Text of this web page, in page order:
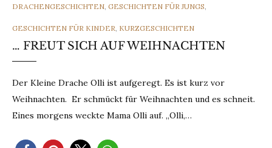
CATEGORIES
DRACHENGESCHICHTEN, GESCHICHTEN FÜR JUNGS,
GESCHICHTEN FÜR KINDER, KURZGESCHICHTEN
… FREUT SICH AUF WEIHNACHTEN
Der Kleine Drache Olli ist aufgeregt. Es ist kurz vor
Weihnachten. Er schmückt für Weihnachten und es schneit.
Eines morgens weckte Mama Olli auf. „Olli,…